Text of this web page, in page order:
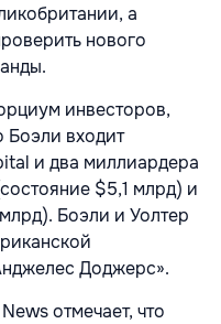
а
нового
инвесторов,
входит
и два миллиардера
$5,1 млрд) и
Боэли и Уолтер
Доджерс».
отмечает, что